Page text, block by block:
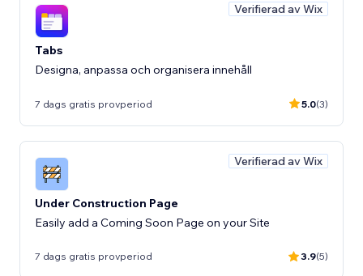
Verifierad av Wix
Tabs
Designa, anpassa och organisera innehåll
7 dags gratis provperiod 5.0(3)
Verifierad av Wix
Under Construction Page
Easily add a Coming Soon Page on your Site
7 dags gratis provperiod 3.9(5)